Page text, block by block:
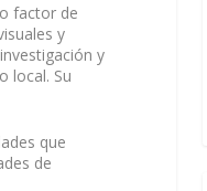
factor de
y
y
local. Su
que
de